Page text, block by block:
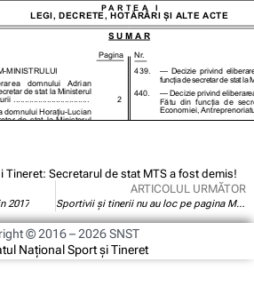
Tineret: Secretarul de stat MTS a fost demis!
2017
ARTICOLUL URMĂTOR
Sportivii și tinerii nu au loc pe pagina Ministerului Tineretului și Sportului!
© 2016 – 2026 SNST
Național Sport și Tineret